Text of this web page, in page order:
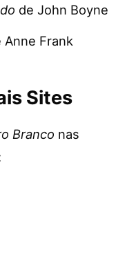
de John Boyne
Anne Frank
Sites
Branco nas